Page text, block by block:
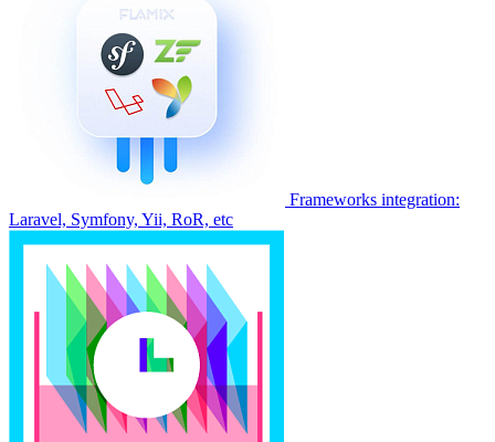
Frameworks integration:
Laravel, Symfony, Yii, RoR, etc